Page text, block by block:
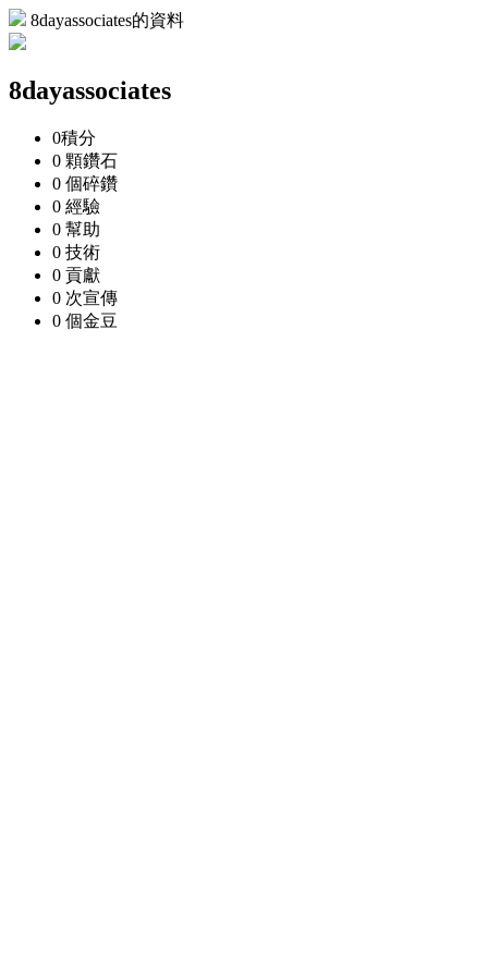
8dayassociates的資料
8dayassociates
0積分
0 顆鑽石
0 個碎鑽
0 經驗
0 幫助
0 技術
0 貢獻
0 次宣傳
0 個金豆